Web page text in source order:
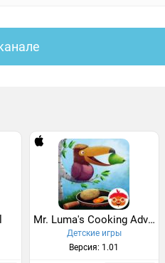
Mr. Luma's Cooking Adventure
Детские игры
Версия: 1.01